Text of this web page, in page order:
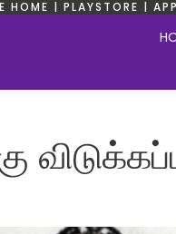
| PLAYSTORE |